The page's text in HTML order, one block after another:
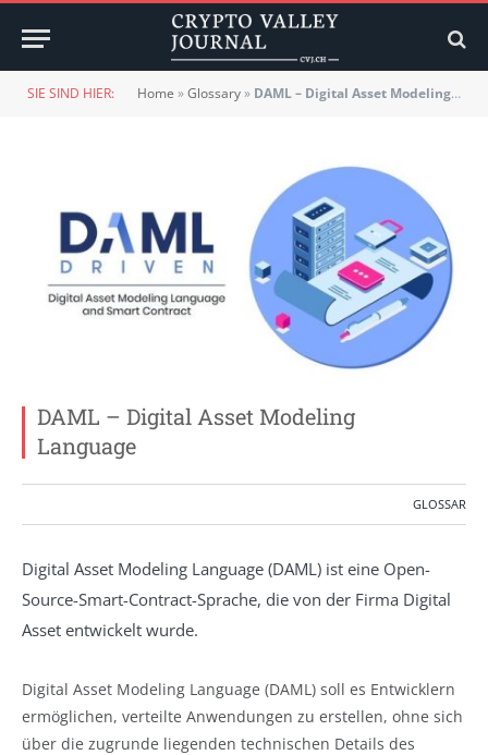
SIE SIND HIER: Home »Glossary» DAML – Digital Asset Modeling Language
DAML – Digital Asset Modeling
Language
GLOSSAR
Digital Asset Modeling Language (DAML) ist eine Open-
Source-Smart-Contract-Sprache, die von der Firma Digital
Asset entwickelt wurde.
Digital Asset Modeling Language (DAML) soll es Entwicklern
ermöglichen, verteilte Anwendungen zu erstellen, ohne sich
über die zugrunde liegenden technischen Details des